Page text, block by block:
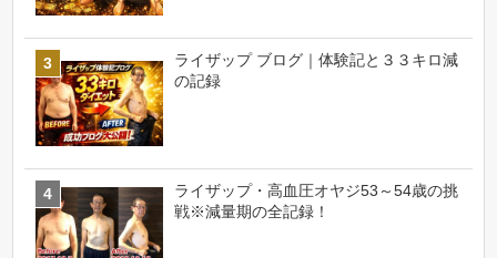
ライザップ ブログ｜体験記と３３キロ減
の記録
ライザップ・高血圧オヤジ53～54歳の挑
戦※減量期の全記録！